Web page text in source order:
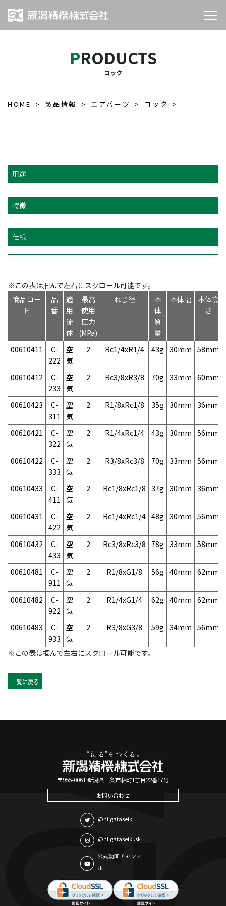
PRODUCTS
コック
HOME 製品情報 エアパーツ コック
用途
特徴
仕様
※この表は掴んで左右にスクロール可能です。
商品コー
ド
品
番
適
用
流
体
最高
使用
圧力
(MPa)
ねじ径
本
体
質
量
本体幅
本体高
さ
00610411
C-
222
空
気
2 Rc1/4xR1/4 43g 30mm 58mm
00610412
C-
233
空
気
2 Rc3/8xR3/8 70g 33mm 60mm
00610423
C-
311
空
気
2 R1/8xRc1/8 35g 30mm 36mm
00610421
C-
322
空
気
2 R1/4xRc1/4 43g 30mm 56mm
00610422
C-
333
空
気
2 R3/8xRc3/8 70g 33mm 56mm
00610433
C-
411
空
気
2 Rc1/8xRc1/8 37g 30mm 36mm
00610431
C-
422
空
気
2 Rc1/4xRc1/4 48g 30mm 56mm
00610432
C-
433
空
気
2 Rc3/8xRc3/8 78g 33mm 58mm
00610481
C-
911
空
気
2 R1/8xG1/8 56g 40mm 62mm
00610482
C-
922
空
気
2 R1/4xG1/4 62g 40mm 62mm
00610483
C-
933
空
気
2 R3/8xG3/8 59g 34mm 56mm
※この表は掴んで左右にスクロール可能です。
一覧に戻る
〒955-0061 新潟県三条市林町1丁目22番17号
お問い合わせ
@niigataseiki
@niigataseiki.sk
公式動画チャンネ
ル